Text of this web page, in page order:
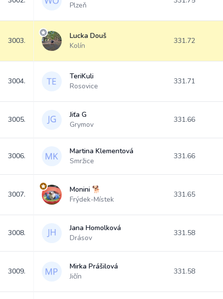
Plzeň
3003.
Lucka Douš
Kolín
331.72
3004.
TeriKuli
Rosovice
331.71
3005.
Jiťa G
Grymov
331.66
3006.
Martina Klementová
Smržice
331.66
3007.
Monini 🐕
Frýdek-Místek
331.65
3008.
Jana Homolková
Drásov
331.58
3009.
Mirka Prášilová
Jičín
331.58